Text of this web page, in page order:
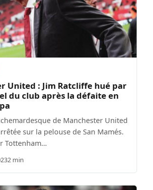
United : Jim Ratcliffe hué par
du club après la défaite en
de Manchester United
sur la pelouse de San Mamés.
Tottenham…
2 min